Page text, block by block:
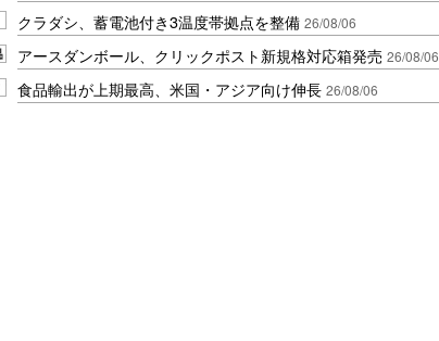
クラダシ、蓄電池付き3温度帯拠点を整備 26/08/06
アースダンボール、クリックポスト新規格対応箱発売 26/08/06
食品輸出が上期最高、米国・アジア向け伸長 26/08/06